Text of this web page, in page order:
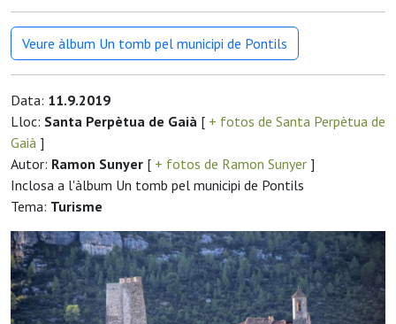
Veure àlbum Un tomb pel municipi de Pontils
Data: 11.9.2019
Lloc: Santa Perpètua de Gaià [ + fotos de Santa Perpètua de
Gaià ]
Autor: Ramon Sunyer [ + fotos de Ramon Sunyer ]
Inclosa a l'àlbum Un tomb pel municipi de Pontils
Tema: Turisme